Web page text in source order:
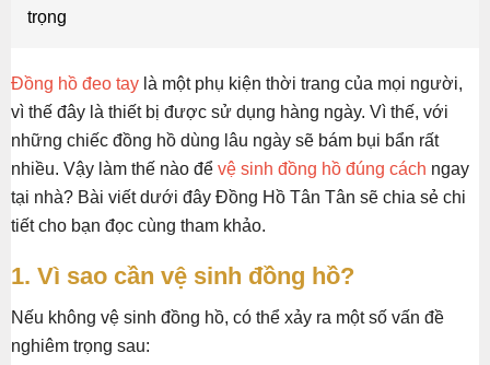
trọng
Đồng hồ đeo tay là một phụ kiện thời trang của mọi người,
vì thế đây là thiết bị được sử dụng hàng ngày. Vì thế, với
những chiếc đồng hồ dùng lâu ngày sẽ bám bụi bẩn rất
nhiều. Vậy làm thế nào để vệ sinh đồng hồ đúng cách ngay
tại nhà? Bài viết dưới đây Đồng Hồ Tân Tân sẽ chia sẻ chi
tiết cho bạn đọc cùng tham khảo.
1. Vì sao cần vệ sinh đồng hồ?
Nếu không vệ sinh đồng hồ, có thể xảy ra một số vấn đề
nghiêm trọng sau: